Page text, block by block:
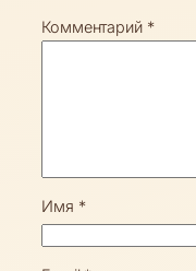
Комментарий *
Имя *